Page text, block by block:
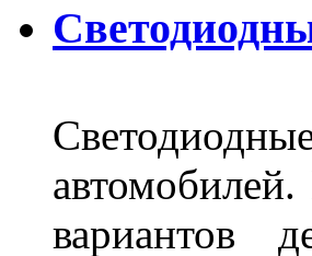
вариантов